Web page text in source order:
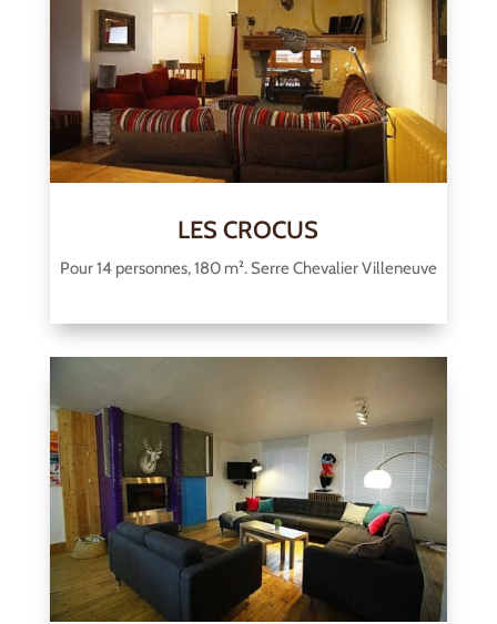
LES CROCUS
Pour 14 personnes, 180 m². Serre Chevalier Villeneuve